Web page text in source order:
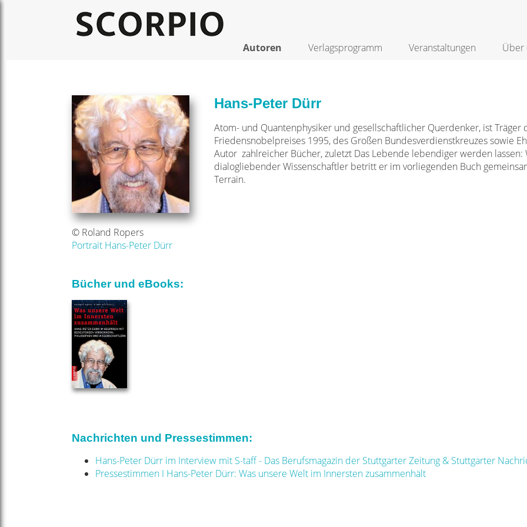
Autoren Verlagsprogramm Veranstaltungen Über
© Roland Ropers
Portrait Hans-Peter Dürr
Hans-Peter Dürr
Atom- und Quantenphysiker und gesellschaftlicher Querdenker, ist
Friedensnobelpreises 1995, des Großen Bundesverdienstkreuzes sowie
Autor zahlreicher Bücher, zuletzt Das Lebende lebendiger werden lassen:
dialogliebender Wissenschaftler betritt er im vorliegenden Buch
Terrain.
Bücher und eBooks:
Nachrichten und Pressestimmen:
Hans-Peter Dürr im Interview mit S-taff - Das Berufsmagazin der Stuttgarter Zeitung & Stuttgarter
Pressestimmen I Hans-Peter Dürr: Was unsere Welt im Innersten zusammenhält